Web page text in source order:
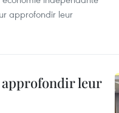
approfondir leur
approfondir leur